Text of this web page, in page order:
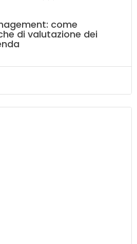
come
di valutazione dei